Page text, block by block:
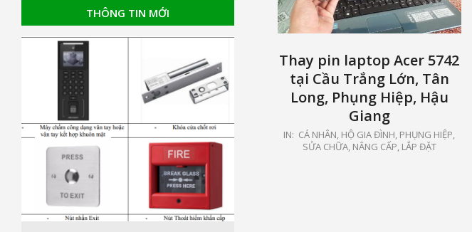
Thay pin laptop Acer 5742
tại Cầu Trắng Lớn, Tân
Long, Phụng Hiệp, Hậu
Giang
2021-
IN: CÁ NHÂN, HỘ GIA ĐÌNH, PHỤNG HIỆP,
SỬA CHỮA, NÂNG CẤP, LẮP ĐẶT
THÔNG TIN MỚI